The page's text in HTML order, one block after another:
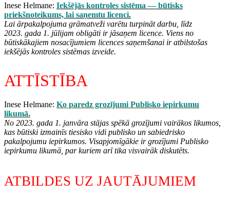
Inese Helmane: Iekšējās kontroles sistēma — būtisks
priekšnoteikums, lai saņemtu licenci.
Lai ārpakalpojuma grāmatveži varētu turpināt darbu, līdz
2023. gada 1. jūlijam obligāti ir jāsaņem licence. Viens no
būtiskākajiem nosacījumiem licences saņemšanai ir atbilstošas
iekšējās kontroles sistēmas izveide.
ATTĪSTĪBA
Inese Helmane: Ko paredz grozījumi Publisko iepirkumu
likumā.
No 2023. gada 1. janvāra stājas spēkā grozījumi vairākos likumos,
kas būtiski izmainīs tiesisko vidi publisko un sabiedrisko
pakalpojumu iepirkumos. Visapjomīgākie ir grozījumi Publisko
iepirkumu likumā, par kuriem arī tika visvairāk diskutēts.
ATBILDES UZ JAUTĀJUMIEM